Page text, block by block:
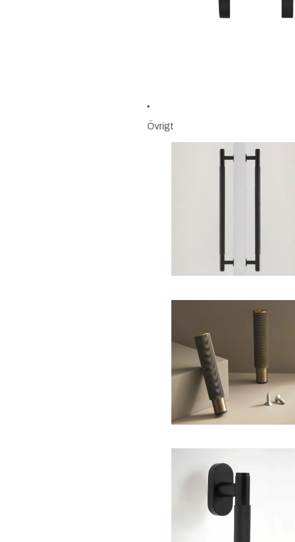
Övrigt